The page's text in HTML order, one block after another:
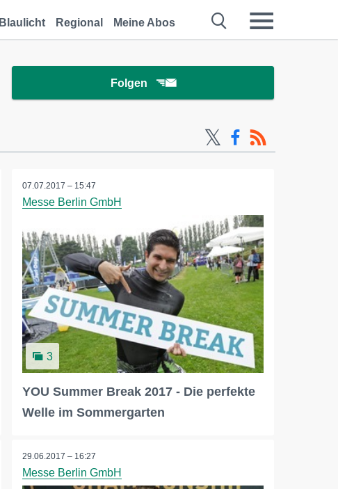
Blaulicht Regional Meine Abos
Folgen
07.07.2017 – 15:47
Messe Berlin GmbH
3
YOU Summer Break 2017 - Die perfekte
Welle im Sommergarten
29.06.2017 – 16:27
Messe Berlin GmbH